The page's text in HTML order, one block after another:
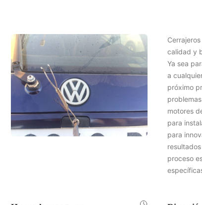
calidad y
Ya sea
a
próximo
motores
para
para
proceso